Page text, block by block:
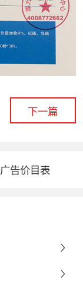
下一篇
告价目表